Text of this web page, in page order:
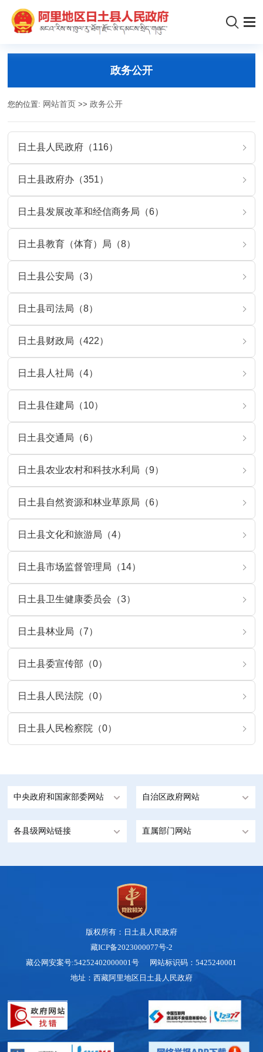
政务公开
您的位置: 网站首页 >>政务公开
日土县人民政府（116）
日土县政府办（351）
日土县发展改革和经信商务局（6）
日土县教育（体育）局（8）
日土县公安局（3）
日土县司法局（8）
日土县财政局（422）
日土县人社局（4）
日土县住建局（10）
日土县交通局（6）
日土县农业农村和科技水利局（9）
日土县自然资源和林业草原局（6）
日土县文化和旅游局（4）
日土县市场监督管理局（14）
日土县卫生健康委员会（3）
日土县林业局（7）
日土县委宣传部（0）
日土县人民法院（0）
日土县人民检察院（0）
中央政府和国家部委网站 自治区政府网站
各县级网站链接 直属部门网站
版权所有：日土县人民政府
藏ICP备2023000077号-2
藏公网安案号:54252402000001号 网站标识码：5425240001
地址：西藏阿里地区日土县人民政府